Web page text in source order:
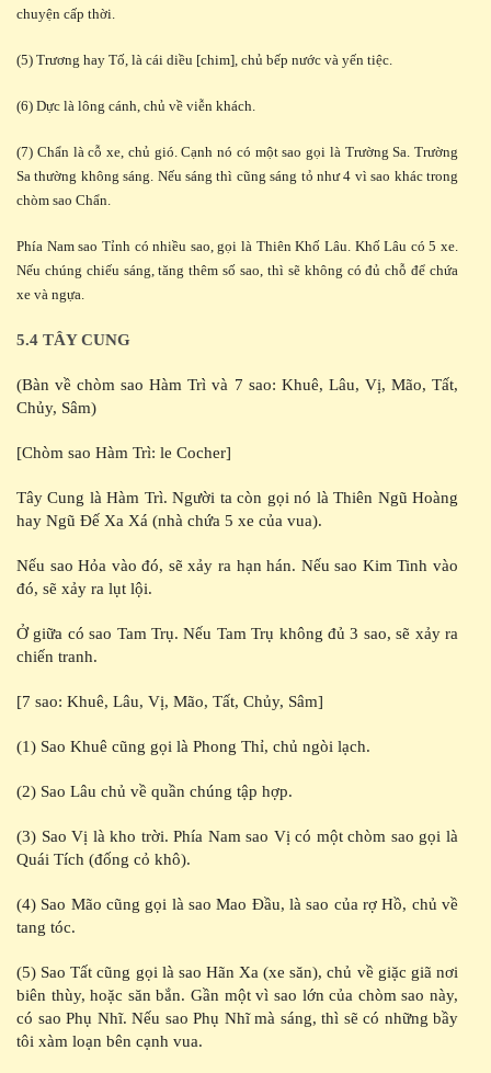
chuyện cấp thời.
(5) Trương hay Tố, là cái diều [chim], chủ bếp nước và yến tiệc.
(6) Dực là lông cánh, chủ về viễn khách.
(7) Chẩn là cỗ xe, chủ gió. Cạnh nó có một sao gọi là Trường Sa. Trường
Sa thường không sáng. Nếu sáng thì cũng sáng tỏ như 4 vì sao khác trong
chòm sao Chẩn.
Phía Nam sao Tỉnh có nhiều sao, gọi là Thiên Khố Lâu. Khố Lâu có 5 xe.
Nếu chúng chiếu sáng, tăng thêm số sao, thì sẽ không có đủ chỗ để chứa
xe và ngựa.
5.4 TÂY CUNG
(Bàn về chòm sao Hàm Trì và 7 sao: Khuê, Lâu, Vị, Mão, Tất,
Chủy, Sâm)
[Chòm sao Hàm Trì: le Cocher]
Tây Cung là Hàm Trì. Người ta còn gọi nó là Thiên Ngũ Hoàng
hay Ngũ Đế Xa Xá (nhà chứa 5 xe của vua).
Nếu sao Hỏa vào đó, sẽ xảy ra hạn hán. Nếu sao Kim Tinh vào
đó, sẽ xảy ra lụt lội.
Ở giữa có sao Tam Trụ. Nếu Tam Trụ không đủ 3 sao, sẽ xảy ra
chiến tranh.
[7 sao: Khuê, Lâu, Vị, Mão, Tất, Chủy, Sâm]
(1) Sao Khuê cũng gọi là Phong Thỉ, chủ ngòi lạch.
(2) Sao Lâu chủ về quần chúng tập hợp.
(3) Sao Vị là kho trời. Phía Nam sao Vị có một chòm sao gọi là
Quái Tích (đống cỏ khô).
(4) Sao Mão cũng gọi là sao Mao Đầu, là sao của rợ Hồ, chủ về
tang tóc.
(5) Sao Tất cũng gọi là sao Hãn Xa (xe săn), chủ về giặc giã nơi
biên thùy, hoặc săn bắn. Gần một vì sao lớn của chòm sao này,
có sao Phụ Nhĩ. Nếu sao Phụ Nhĩ mà sáng, thì sẽ có những bầy
tôi xàm loạn bên cạnh vua.